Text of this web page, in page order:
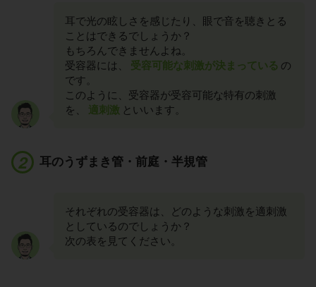
耳で光の眩しさを感じたり、眼で音を聴きとる
ことはできるでしょうか？
もちろんできませんよね。
受容器には、
受容可能な刺激が決まっている の
です。
このように、受容器が受容可能な特有の刺激
を、
適刺激 といいます。
耳のうずまき管・前庭・半規管
それぞれの受容器は、どのような刺激を適刺激
としているのでしょうか？
次の表を見てください。